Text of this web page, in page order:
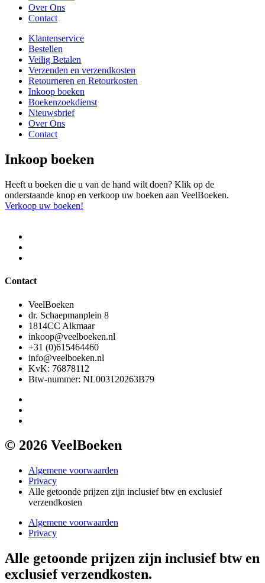
Over Ons
Contact
Klantenservice
Bestellen
Veilig Betalen
Verzenden en verzendkosten
Retourneren en Retourkosten
Inkoop boeken
Boekenzoekdienst
Nieuwsbrief
Over Ons
Contact
Inkoop boeken
Heeft u boeken die u van de hand wilt doen? Klik op de
onderstaande knop en verkoop uw boeken aan VeelBoeken.
Verkoop uw boeken!
Contact
VeelBoeken
dr. Schaepmanplein 8
1814CC Alkmaar
inkoop@veelboeken.nl
+31 (0)615464460
info@veelboeken.nl
KvK: 76878112
Btw-nummer: NL003120263B79
© 2026 VeelBoeken
Algemene voorwaarden
Privacy
Alle getoonde prijzen zijn inclusief btw en exclusief
verzendkosten
Algemene voorwaarden
Privacy
Alle getoonde prijzen zijn inclusief btw en
exclusief verzendkosten.